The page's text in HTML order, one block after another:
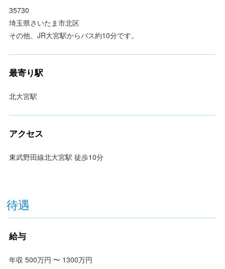
35730
埼玉県さいたま市北区
その他、JR大宮駅からバス約10分です。
最寄り駅
北大宮駅
アクセス
東武野田線北大宮駅 徒歩10分
待遇
給与
年収 500万円 〜 1300万円